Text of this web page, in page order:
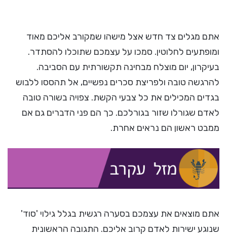
אתם מגלים צד חדש אצל מישהו שמקורב אליכם מאוד
ומופתעים לחלוטין. סמכו על עצמכם שתוכלו להסתדר.
בעיקרון, יום מוצלח מבחינה תקשורתית עם הסביבה.
להרגשה טובה ולפריצת סכרים נפשיים, אל תהססו ללבוש
בגדים המכילים את כל צבעי הקשת. צפויה בשורה טובה
לאדם שגורלו שזור בגורלכם. כך הם פני הדברים גם אם
ממבט ראשון הם נראים אחרת.
אתם מוצאים את עצמכם בסערה רגשית בגלל גילוי 'סוד'
שנוגע ישירות לאדם קרוב אליכם. התגובה הראשונית